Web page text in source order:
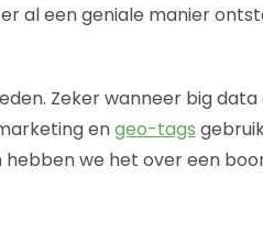
al een geniale manier
Zeker wanneer big
engeo-tags
we het over een